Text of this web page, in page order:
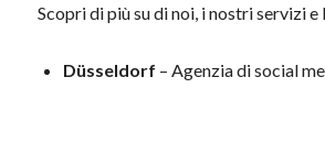
Scopri di più su di noi, i nostri servizi e
Düsseldorf – Agenzia di social